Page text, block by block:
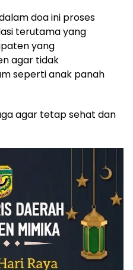
doa ini proses
terutama yang
yang
agar tidak
seperti anak panah
agar tetap sehat dan